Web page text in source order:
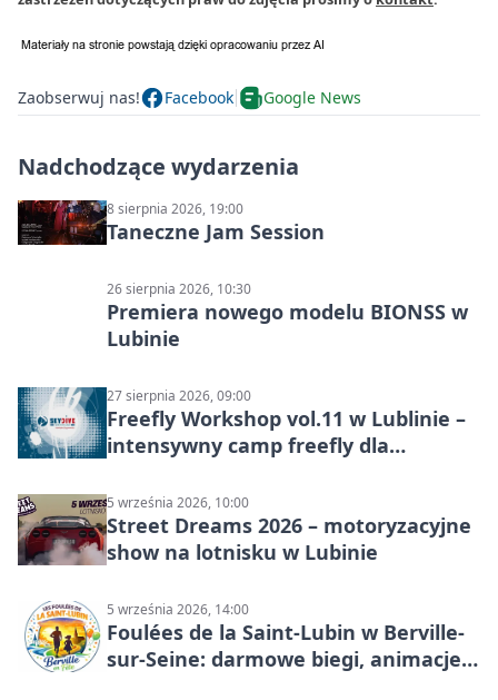
Zaobserwuj nas! Facebook Google News
Nadchodzące wydarzenia
8 sierpnia 2026, 19:00
Taneczne Jam Session
26 sierpnia 2026, 10:30
Premiera nowego modelu BIONSS w
Lubinie
27 sierpnia 2026, 09:00
Freefly Workshop vol.11 w Lublinie –
intensywny camp freefly dla
5 września 2026, 10:00
Street Dreams 2026 – motoryzacyjne
show na lotnisku w Lubinie
5 września 2026, 14:00
Foulées de la Saint-Lubin w Berville-
sur-Seine: darmowe biegi, animacje i